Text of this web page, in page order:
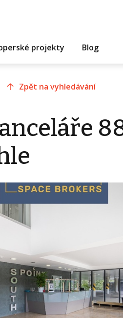
projekty Blog
Zpět na vyhledávání